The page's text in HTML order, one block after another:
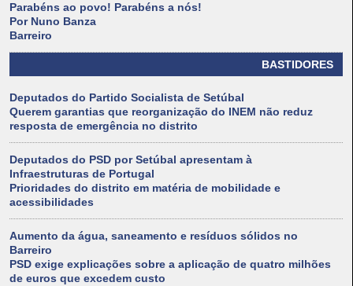
Parabéns ao povo! Parabéns a nós!
Por Nuno Banza
Barreiro
BASTIDORES
Deputados do Partido Socialista de Setúbal
Querem garantias que reorganização do INEM não reduz
resposta de emergência no distrito
Deputados do PSD por Setúbal apresentam à
Infraestruturas de Portugal
Prioridades do distrito em matéria de mobilidade e
acessibilidades
Aumento da água, saneamento e resíduos sólidos no
Barreiro
PSD exige explicações sobre a aplicação de quatro milhões
de euros que excedem custo